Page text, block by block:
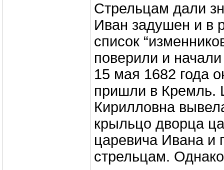
Стрельцам дали
Иван задушен и в
список
поверили и
15 мая 1682 года
пришли в Кремль.
Кирилловна
крыльцо дворца
царевича Ивана и
стрельцам.